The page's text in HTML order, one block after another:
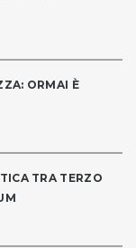
ORMAI È
TRA TERZO